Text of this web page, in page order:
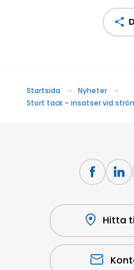
Startsida
Nyheter
Stort tack – insatser vid
Hitta